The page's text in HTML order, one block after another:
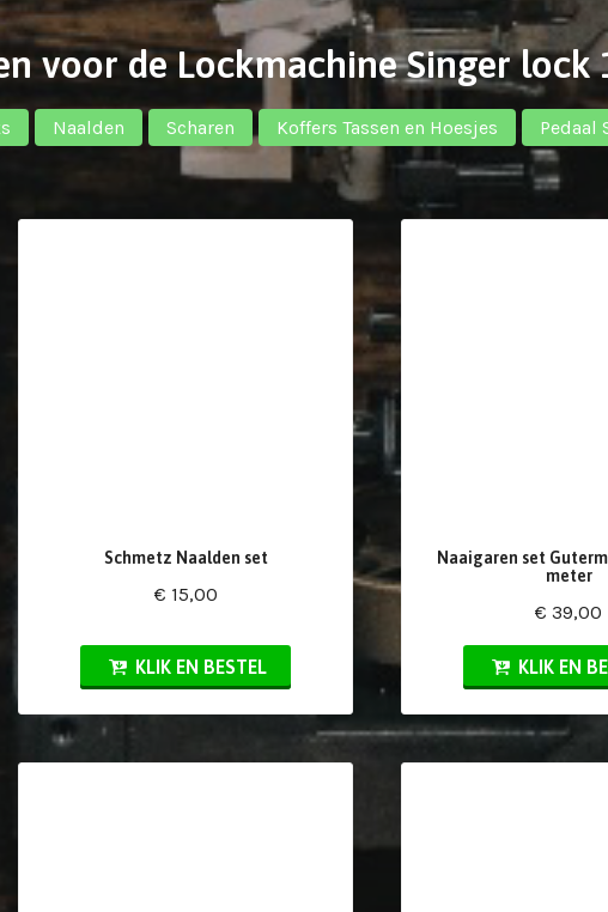
voor de Lockmachine Singer lock
Naalden Scharen Koffers Tassen en Hoesjes Pedaal
Schmetz Naalden set
€ 15,00
KLIK EN BESTEL
Naaigaren set
meter
€ 39,00
KLIK EN